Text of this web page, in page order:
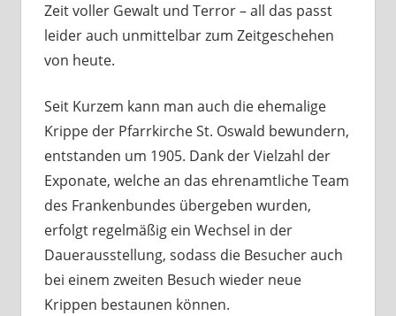
Zeit voller Gewalt und Terror – all das passt
leider auch unmittelbar zum Zeitgeschehen
von heute.
Seit Kurzem kann man auch die ehemalige
Krippe der Pfarrkirche St. Oswald bewundern,
entstanden um 1905. Dank der Vielzahl der
Exponate, welche an das ehrenamtliche Team
des Frankenbundes übergeben wurden,
erfolgt regelmäßig ein Wechsel in der
Dauerausstellung, sodass die Besucher auch
bei einem zweiten Besuch wieder neue
Krippen bestaunen können.